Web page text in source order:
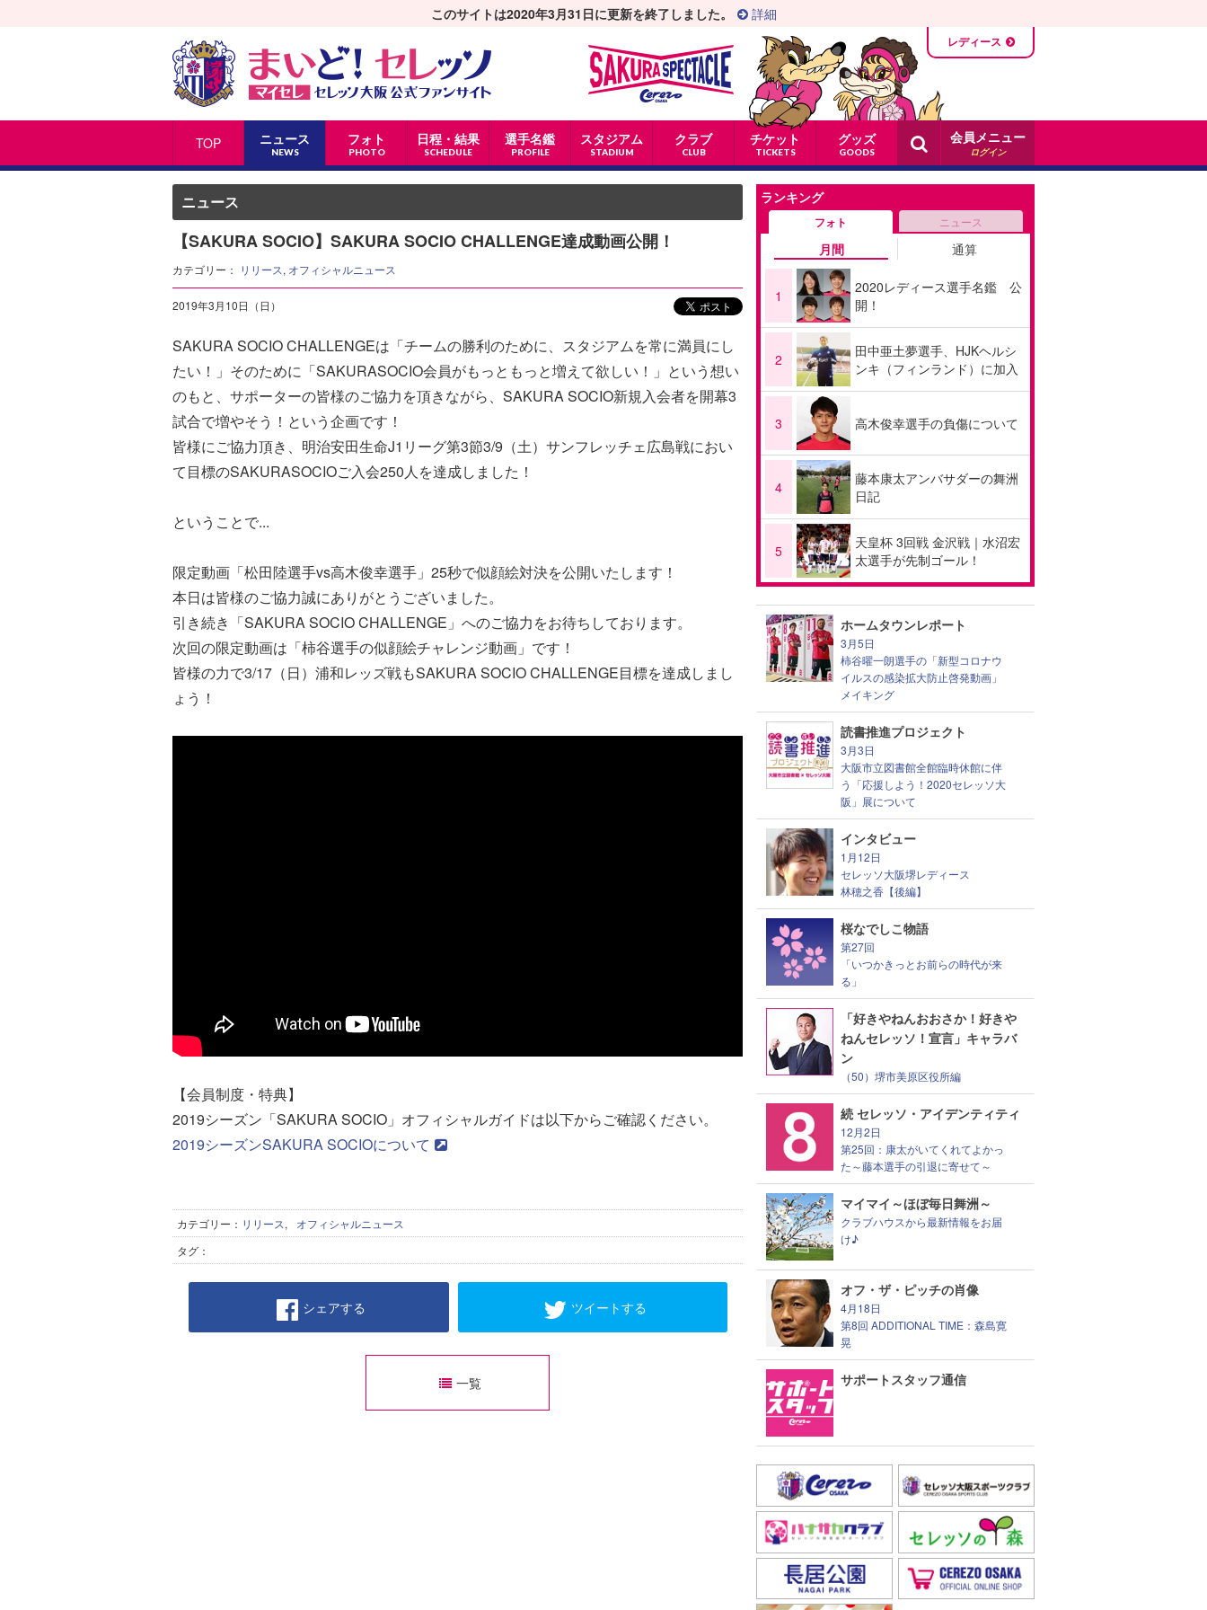
TOP ニュース
NEWS
フォト
PHOTO
日程・結果
SCHEDULE
選手名鑑
PROFILE
スタジアム
STADIUM
クラブ
CLUB
チケット
TICKETS
グッズ
GOODS
このサイトは2020年3月31日に更新を終了しました。 詳細
レディース
会員メニュー
ログイン
ニュース
【SAKURA SOCIO】SAKURA SOCIO CHALLENGE達成動画公開！
カテゴリー： リリース, オフィシャルニュース
2019年3月10日（日）
SAKURA SOCIO CHALLENGEは「チームの勝利のために、スタジアムを常に満員にし
たい！」そのために「SAKURASOCIO会員がもっともっと増えて欲しい！」という想い
のもと、サポーターの皆様のご協力を頂きながら、SAKURA SOCIO新規入会者を開幕3
試合で増やそう！という企画です！
皆様にご協力頂き、明治安田生命J1リーグ第3節3/9（土）サンフレッチェ広島戦におい
て目標のSAKURASOCIOご入会250人を達成しました！
ということで...
限定動画「松田陸選手vs高木俊幸選手」25秒で似顔絵対決を公開いたします！
本日は皆様のご協力誠にありがとうございました。
引き続き「SAKURA SOCIO CHALLENGE」へのご協力をお待ちしております。
次回の限定動画は「柿谷選手の似顔絵チャレンジ動画」です！
皆様の力で3/17（日）浦和レッズ戦もSAKURA SOCIO CHALLENGE目標を達成しまし
ょう！
【会員制度・特典】
2019シーズン「SAKURA SOCIO」オフィシャルガイドは以下からご確認ください。
2019シーズンSAKURA SOCIOについて
カテゴリー： リリース,
オフィシャルニュース
タグ：
シェアする ツイートする
一覧
ランキング
フォト ニュース
月間 通算
1
2020レディース選手名鑑 公
開！
2
田中亜土夢選手、HJKヘルシ
ンキ（フィンランド）に加入
3 高木俊幸選手の負傷について
4
藤本康太アンバサダーの舞洲
日記
5
天皇杯 3回戦 金沢戦｜水沼宏
太選手が先制ゴール！
ホームタウンレポート
3月5日
柿谷曜一朗選手の「新型コロナウ
イルスの感染拡大防止啓発動画」
メイキング
読書推進プロジェクト
3月3日
大阪市立図書館全館臨時休館に伴
う「応援しよう！2020セレッソ大
阪」展について
インタビュー
1月12日
セレッソ大阪堺レディース
林穂之香【後編】
桜なでしこ物語
第27回
「いつかきっとお前らの時代が来
る」
「好きやねんおおさか！好きや
ねんセレッソ！宣言」キャラバ
ン
（50）堺市美原区役所編
続 セレッソ・アイデンティティ
12月2日
第25回：康太がいてくれてよかっ
た～藤本選手の引退に寄せて～
マイマイ～ほぼ毎日舞洲～
クラブハウスから最新情報をお届
け♪
オフ・ザ・ピッチの肖像
4月18日
第8回 ADDITIONAL TIME：森島寛
晃
サポートスタッフ通信